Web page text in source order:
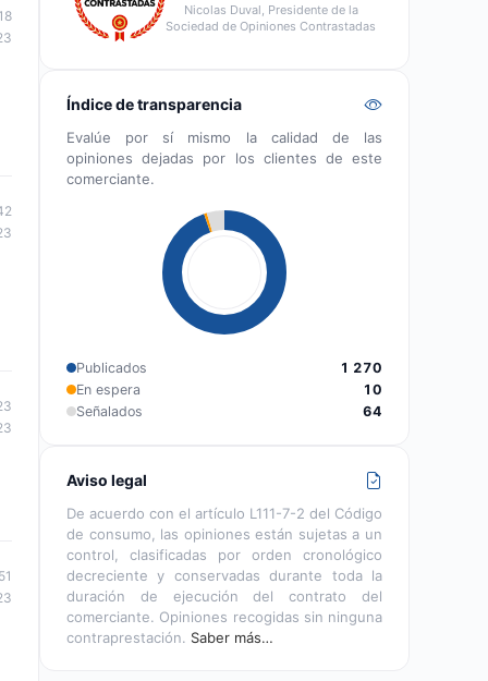
Nicolas Duval, Presidente de la
Sociedad de Opiniones Contrastadas
Índice de transparencia
Evalúe por sí mismo la calidad de las
opiniones dejadas por los clientes de este
comerciante.
Publicados
1 270
En espera
10
Señalados
64
Aviso legal
De acuerdo con el artículo L111-7-2 del Código
de consumo, las opiniones están sujetas a un
control, clasificadas por orden cronológico
decreciente y conservadas durante toda la
duración de ejecución del contrato del
comerciante. Opiniones recogidas sin ninguna
contraprestación. Saber más…